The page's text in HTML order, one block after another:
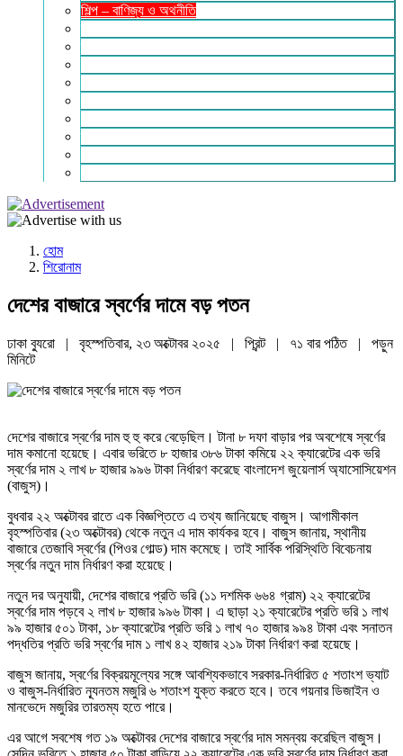
শিল্প – বাণিজ্য ও অথনীতি
হোম
শিরোনাম
দেশের বাজারে স্বর্ণের দামে বড় পতন
ঢাকা ব্যুরো | বৃহস্পতিবার, ২৩ অক্টোবর ২০২৫ | প্রিন্ট | ৭১ বার পঠিত
| পড়ুন
মিনিটে
দেশের বাজারে স্বর্ণের দাম হু হু করে বেড়েছিল। টানা ৮ দফা বাড়ার পর অবশেষে স্বর্ণের
দাম কমানো হয়েছে। এবার ভরিতে ৮ হাজার ৩৮৬ টাকা কমিয়ে ২২ ক্যারেটের এক ভরি
স্বর্ণের দাম ২ লাখ ৮ হাজার ৯৯৬ টাকা নির্ধারণ করেছে বাংলাদেশ জুয়েলার্স অ্যাসোসিয়েশন
(বাজুস)।
বুধবার ২২ অক্টোবর রাতে এক বিজ্ঞপ্তিতে এ তথ্য জানিয়েছে বাজুস। আগামীকাল
বৃহস্পতিবার (২৩ অক্টোবর) থেকে নতুন এ দাম কার্যকর হবে। বাজুস জানায়, স্থানীয়
বাজারে তেজাবি স্বর্ণের (পিওর গোল্ড) দাম কমেছে। তাই সার্বিক পরিস্থিতি বিবেচনায়
স্বর্ণের নতুন দাম নির্ধারণ করা হয়েছে।
নতুন দর অনুযায়ী, দেশের বাজারে প্রতি ভরি (১১ দশমিক ৬৬৪ গ্রাম) ২২ ক্যারেটের
স্বর্ণের দাম পড়বে ২ লাখ ৮ হাজার ৯৯৬ টাকা। এ ছাড়া ২১ ক্যারেটের প্রতি ভরি ১ লাখ
৯৯ হাজার ৫০১ টাকা, ১৮ ক্যারেটের প্রতি ভরি ১ লাখ ৭০ হাজার ৯৯৪ টাকা এবং সনাতন
পদ্ধতির প্রতি ভরি স্বর্ণের দাম ১ লাখ ৪২ হাজার ২১৯ টাকা নির্ধারণ করা হয়েছে।
বাজুস জানায়, স্বর্ণের বিক্রয়মূল্যের সঙ্গে আবশ্যিকভাবে সরকার-নির্ধারিত ৫ শতাংশ ভ্যাট
ও বাজুস-নির্ধারিত ন্যূনতম মজুরি ৬ শতাংশ যুক্ত করতে হবে। তবে গয়নার ডিজাইন ও
মানভেদে মজুরির তারতম্য হতে পারে।
এর আগে সবশেষ গত ১৯ অক্টোবর দেশের বাজারে স্বর্ণের দাম সমন্বয় করেছিল বাজুস।